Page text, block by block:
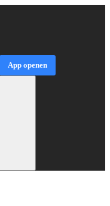
App openen